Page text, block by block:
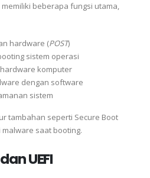
memiliki beberapa fungsi utama,
hardware (POST)
sistem operasi
komputer
dengan software
sistem
tambahan seperti Secure Boot
saat booting.
UEFI